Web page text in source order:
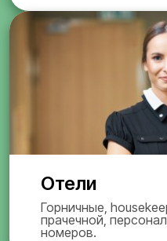
Отели
Горничные,
прачечной,
номеров.